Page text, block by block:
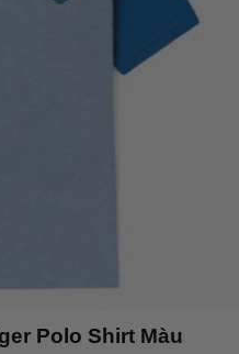
Polo Shirt Màu